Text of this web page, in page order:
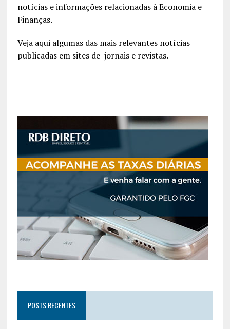
notícias e informações relacionadas à Economia e
Finanças.
Veja aqui algumas das mais relevantes notícias
publicadas em sites de jornais e revistas.
POSTS RECENTES